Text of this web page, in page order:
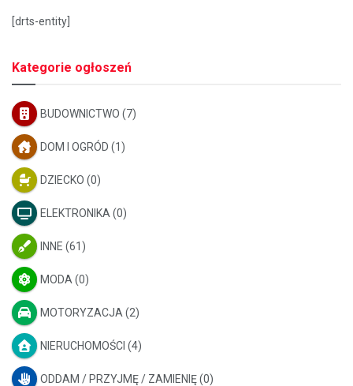
[drts-entity]
Kategorie ogłoszeń
BUDOWNICTWO (7)
DOM I OGRÓD (1)
DZIECKO (0)
ELEKTRONIKA (0)
INNE (61)
MODA (0)
MOTORYZACJA (2)
NIERUCHOMOŚCI (4)
ODDAM / PRZYJMĘ / ZAMIENIĘ(0)